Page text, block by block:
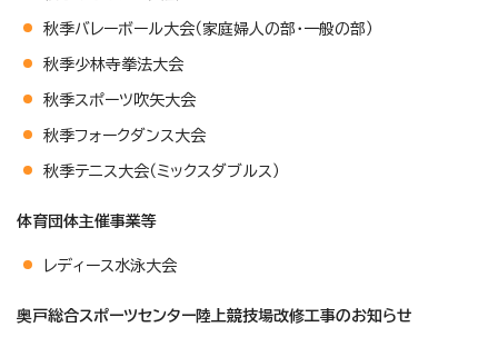
秋季バレーボール大会（家庭婦人の部・一般の部）
秋季少林寺拳法大会
秋季スポーツ吹矢大会
秋季フォークダンス大会
秋季テニス大会（ミックスダブルス）
体育団体主催事業等
レディース水泳大会
奥戸総合スポーツセンター陸上競技場改修工事のお知らせ